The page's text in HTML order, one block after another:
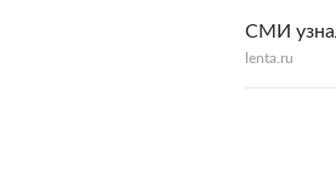
СМИ
lenta.ru